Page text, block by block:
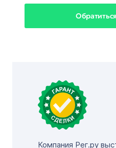
Компания Рег.ру